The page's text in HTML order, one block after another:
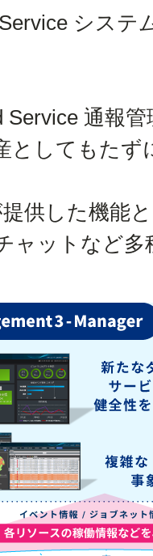
システ
Service 通報
としてもた
供した機能
ャットなど